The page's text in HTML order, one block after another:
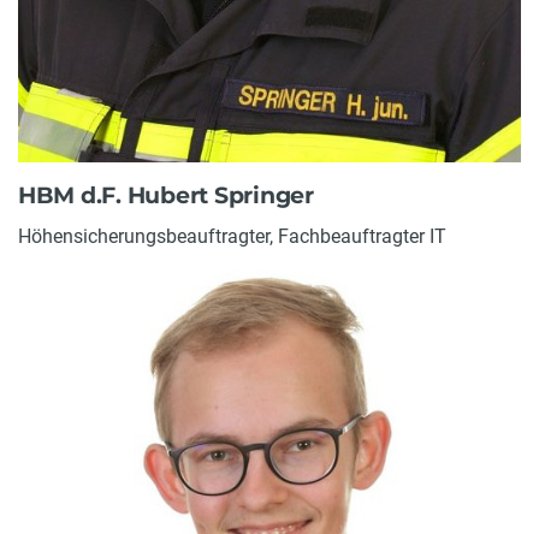
HBM d.F. Hubert Springer
Höhensicherungsbeauftragter, Fachbeauftragter IT